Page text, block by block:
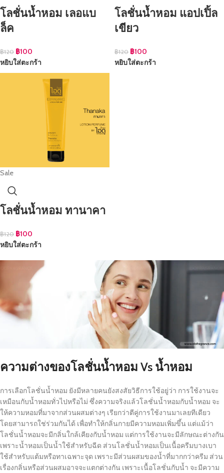
โลชั่นน้ำหอม เลอแบ
ล็ค
฿120 ฿100
หยิบใส่ตะกร้า
โลชั่นน้ำหอม แอปเปิ้ล
เขียว
฿120 ฿100
หยิบใส่ตะกร้า
Sale
โลชั่นน้ำหอม ทานาคา
฿120 ฿100
หยิบใส่ตะกร้า
ความต่างของโลชั่นน้ำหอม Vs น้ำหอม
การเลือกโลชั่นน้ำหอม ยังมีหลายคนยังสงสัยวิธีการใช้อยู่ว่า การใช้งานจะ
เหมือนกับน้ำหอมทั่วไปหรือไม่ ซึ่งความจริงแล้วโลชั่นน้ำหอมกับน้ำหอม จะ
ให้ความหอมที่มาจากส่วนผสมต่างๆ เรียกว่าตีคู่การใช้งานมาเลยทีเดียว
โดยสามารถใช่ร่วมกันได้ เพื่อทำให้กลิ่นกายมีความหอมเพิ่มขึ้น แต่แม้ว่า
โลชั่นน้ำหอมจะมีกลิ่นใกล้เคียงกับน้ำหอม แต่การใช้งานจะมีลักษณะต่างกัน
เพราะน้ำหอมเป็นน้ำใช้สำหรับฉีด ส่วนโลชั่นน้ำหอมเป็นเนื้อครีมบางเบา
ใช้สำหรับแต้มหรือทาเฉพาะจุด เพราะมีส่วนผสมของน้ำที่มากกว่าครีม ส่วน
เรื่องกลิ่นหรือส่วนผสมอาจจะแตกต่างกัน เพราะเนื้อโลชั่นกับน้ำ จะมีความ